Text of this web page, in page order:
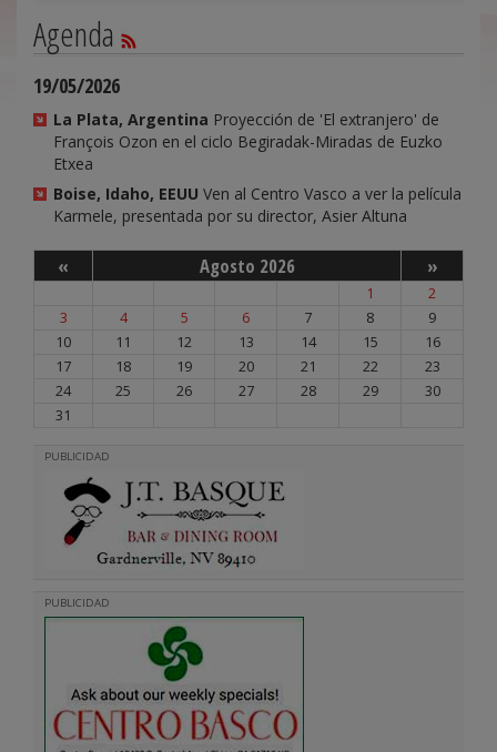
Agenda
19/05/2026
La Plata, Argentina Proyección de 'El extranjero' de
François Ozon en el ciclo Begiradak-Miradas de Euzko
Etxea
Boise, Idaho, EEUU Ven al Centro Vasco a ver la película
Karmele, presentada por su director, Asier Altuna
« Agosto 2026 »
1
2
3
4 5 6 7 8
9
10
11 12 13 14 15
16
17
18 19 20 21 22
23
24
25 26 27 28 29
30
31
PUBLICIDAD
PUBLICIDAD